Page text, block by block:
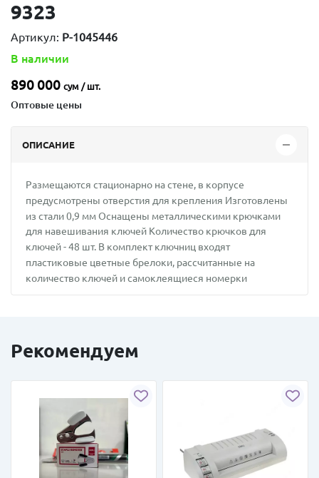
9323
Артикул: P-1045446
В наличии
890 000 сум / шт.
Оптовые цены
ОПИСАНИЕ
Размещаются стационарно на стене, в корпусе
предусмотрены отверстия для крепления Изготовлены
из стали 0,9 мм Оснащены металлическими крючками
для навешивания ключей Количество крючков для
ключей - 48 шт. В комплект ключниц входят
пластиковые цветные брелоки, рассчитанные на
количество ключей и самоклеящиеся номерки
Рекомендуем